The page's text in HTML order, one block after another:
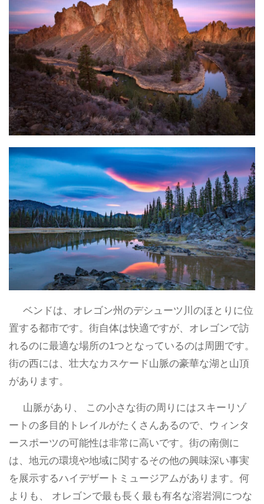
ベンドは、オレゴン州のデシューツ川のほとりに位
置する都市です。街自体は快適ですが、オレゴンで訪
れるのに最適な場所の1つとなっているのは周囲です。
街の西には、壮大なカスケード山脈の豪華な湖と山頂
があります。
山脈があり、 この小さな街の周りにはスキーリゾ
ートの多目的トレイルがたくさんあるので、ウィンタ
ースポーツの可能性は非常に高いです。街の南側に
は、地元の環境や地域に関するその他の興味深い事実
を展示するハイデザートミュージアムがあります。何
よりも、 オレゴンで最も長く最も有名な溶岩洞につな